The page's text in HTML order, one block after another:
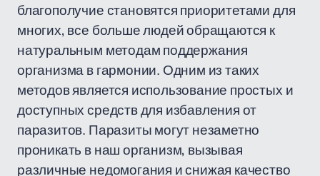
благополучие становятся приоритетами для
многих, все больше людей обращаются к
натуральным методам поддержания
организма в гармонии. Одним из таких
методов является использование простых и
доступных средств для избавления от
паразитов. Паразиты могут незаметно
проникать в наш организм, вызывая
различные недомогания и снижая качество